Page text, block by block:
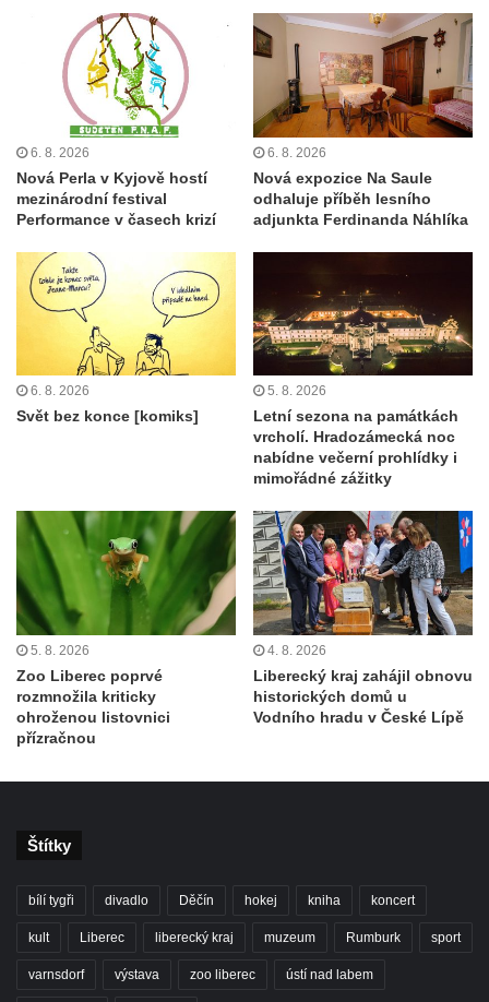
6. 8. 2026
Nová Perla v Kyjově hostí
mezinárodní festival
Performance v časech krizí
6. 8. 2026
Nová expozice Na Saule
odhaluje příběh lesního
adjunkta Ferdinanda Náhlíka
6. 8. 2026
Svět bez konce [komiks]
5. 8. 2026
Letní sezona na památkách
vrcholí. Hradozámecká noc
nabídne večerní prohlídky i
mimořádné zážitky
5. 8. 2026
Zoo Liberec poprvé
rozmnožila kriticky
ohroženou listovnici
přízračnou
4. 8. 2026
Liberecký kraj zahájil obnovu
historických domů u
Vodního hradu v České Lípě
Štítky
bílí tygři divadlo Děčín hokej kniha koncert
kult Liberec liberecký kraj muzeum Rumburk sport
varnsdorf výstava zoo liberec ústí nad labem